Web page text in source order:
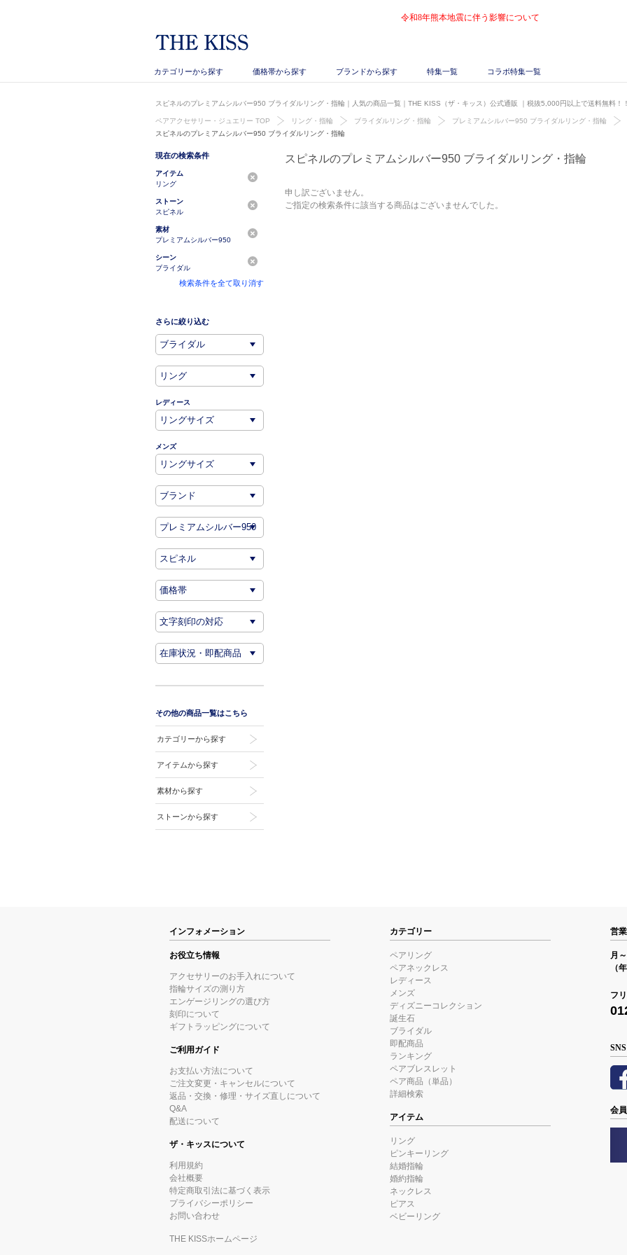
令和8年熊本地震に伴う影響について
カテゴリーから探す 価格帯から探す ブランドから探す 特集一覧 コラボ特集一覧
スピネルのプレミアムシルバー950 ブライダルリング・指輪｜人気の商品一覧｜THE KISS（ザ・キッス）公式通販 ｜税抜5,000円以上で送料無料！！
ペアアクセサリー・ジュエリー TOP リング・指輪 ブライダルリング・指輪
プレミアムシルバー950 ブライダルリング・指輪
スピネルのプレミアムシルバー950 ブライダルリング・指輪
スピネルのプレミアムシルバー950 ブライダルリング・指輪
申し訳ございません。
ご指定の検索条件に該当する商品はございませんでした。
現在の検索条件
アイテム
リング
ストーン
スピネル
素材
プレミアムシルバー950
シーン
ブライダル
検索条件を全て取り消す
さらに絞り込む
レディース
メンズ
その他の商品一覧はこちら
カテゴリーから探す
アイテムから探す
素材から探す
ストーンから探す
インフォメーション
お役立ち情報
アクセサリーのお手入れについて
指輪サイズの測り方
エンゲージリングの選び方
刻印について
ギフトラッピングについて
ご利用ガイド
お支払い方法について
ご注文変更・キャンセルについて
返品・交換・修理・サイズ直しについて
Q&A
配送について
ザ・キッスについて
利用規約
会社概要
特定商取引法に基づく表示
プライバシーポリシー
お問い合わせ
THE KISSホームページ
カテゴリー
ペアリング
ペアネックレス
レディース
メンズ
ディズニーコレクション
誕生石
ブライダル
即配商品
ランキング
ペアブレスレット
ペア商品（単品）
詳細検索
アイテム
リング
ピンキーリング
結婚指輪
婚約指輪
ネックレス
ピアス
ベビーリング
営
月
（
フ
SNS
会